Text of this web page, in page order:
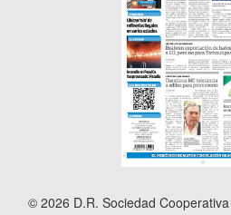
© 2026 D.R. Sociedad